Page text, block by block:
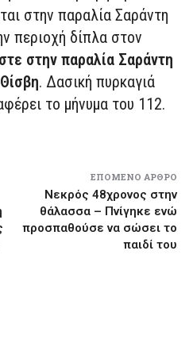
στην παραλία Σαράντη
περιοχή δίπλα στον
στην παραλία Σαράντη
. Δασική πυρκαγιά
το μήνυμα του 112.
ΕΠΌΜΕΝΟ ΆΡΘΡΟ
Νεκρός 48χρονος στην
θάλασσα – Πνίγηκε ενώ
προσπαθούσε να σώσει το
παιδί του